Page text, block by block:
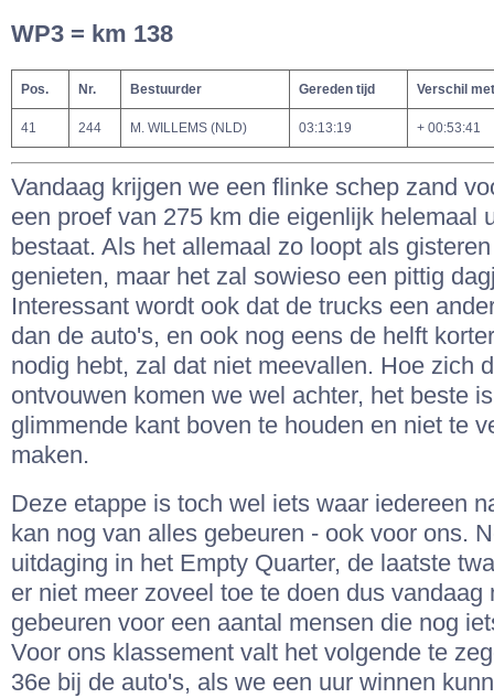
WP3 = km 138
Pos. Nr. Bestuurder Gereden tijd Verschil
41 244 M. WILLEMS (NLD) 03:13:19 + 00:53:41
Vandaag krijgen we een flinke schep zand
een proef van 275 km die eigenlijk helemaal
bestaat. Als het allemaal zo loopt als
genieten, maar het zal sowieso een pittig
Interessant wordt ook dat de trucks een
dan de auto's, en ook nog eens de helft
nodig hebt, zal dat niet meevallen. Hoe zich
ontvouwen komen we wel achter, het beste
glimmende kant boven te houden en niet te
maken.
Deze etappe is toch wel iets waar iedereen
kan nog van alles gebeuren - ook voor ons.
uitdaging in het Empty Quarter, de laatste
er niet meer zoveel toe te doen dus vandaag
gebeuren voor een aantal mensen die nog
Voor ons klassement valt het volgende te
36e bij de auto's, als we een uur winnen